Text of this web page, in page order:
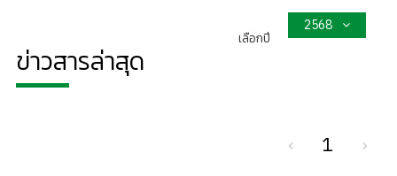
เลือกปี
2568
ข่าวสารล่าสุด
‹ 1 ›